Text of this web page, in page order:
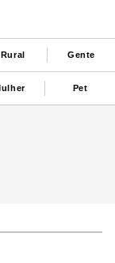
Rural Gente
Pet